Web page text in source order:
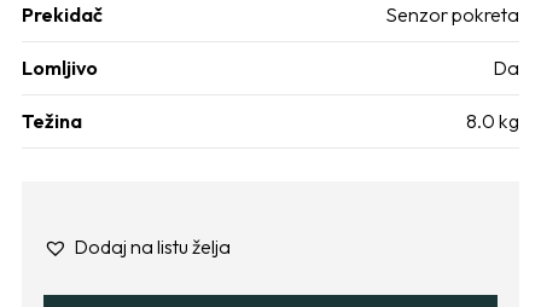
Prekidač Senzor pokreta
Lomljivo Da
Težina 8.0 kg
Dodaj na listu želja